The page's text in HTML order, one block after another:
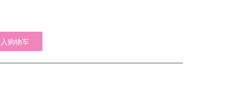
购物车